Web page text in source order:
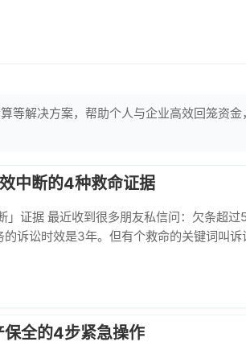
等解决方案，帮助个人与企业高效回笼资金
中断的4种救命证据
证据 最近收到很多朋友私信问：欠条超过
诉讼时效是3年。但有个救命的关键词叫诉
据1：书面催款通知书 带快递单号的EMS催
保全的4步紧急操作